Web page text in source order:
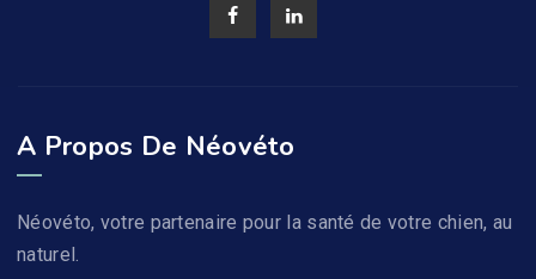
A Propos De Néovéto
Néovéto, votre partenaire pour la santé de votre chien, au
naturel.